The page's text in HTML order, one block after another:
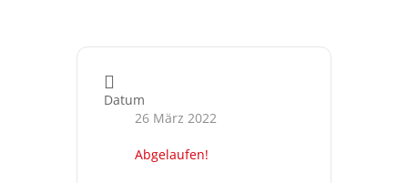
Datum
26 März 2022
Abgelaufen!